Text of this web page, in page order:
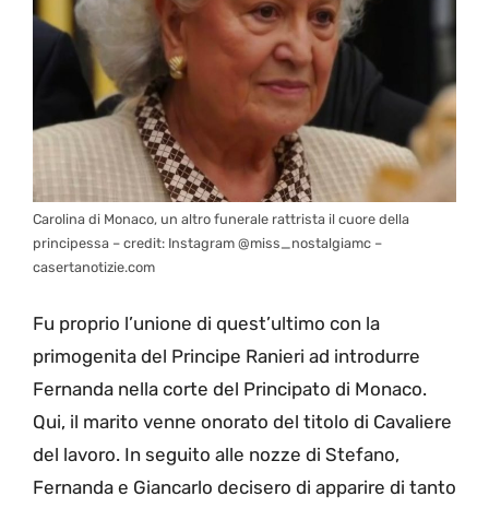
Carolina di Monaco, un altro funerale rattrista il cuore della
principessa – credit: Instagram @miss_nostalgiamc –
casertanotizie.com
Fu proprio l’unione di quest’ultimo con la
primogenita del Principe Ranieri ad introdurre
Fernanda nella corte del Principato di Monaco.
Qui, il marito venne onorato del titolo di Cavaliere
del lavoro. In seguito alle nozze di Stefano,
Fernanda e Giancarlo decisero di apparire di tanto